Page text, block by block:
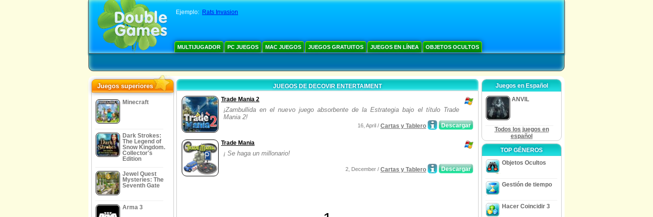
Ejemplo: Rats Invasion
MULTIJUGADOR PC JUEGOS MAC JUEGOS JUEGOS GRATUITOS JUEGOS EN LÍNEA OBJETOS OCULTOS
Juegos superiores
Minecraft
Dark Strokes:
The Legend of
Snow Kingdom.
Collector's
Edition
Jewel Quest
Mysteries: The
Seventh Gate
Arma 3
JUEGOS DE DECOVIR ENTERTAIMENT
Trade Mania 2
¡Zambullida en el nuevo juego absorbente de la Estrategia bajo el título Trade
Mania 2!
Descargar
16, April / Cartas y Tablero
Trade Mania
¡ Se haga un millonario!
Descargar
2, December / Cartas y Tablero
Juegos en Español
ANVIL
Todos los juegos en
español
TOP GÉNEROS
Objetos Ocultos
Gestión de tiempo
Hacer Coincidir 3